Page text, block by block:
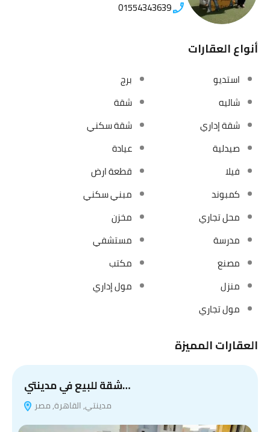
01554343639
أنواع العقارات
استديو
برج
شاليه
شقة
شقة إداري
شقة سكني
صيدلية
عيادة
فيلا
قطعة ارض
كمبوند
مبني سكني
محل تجاري
مخزن
مدرسة
مستشفي
مصنع
مكتب
منزل
مول إداري
مول تجاري
العقارات المميزة
شقة للبيع في مدينتي…
مدينتي, القاهرة, مصر